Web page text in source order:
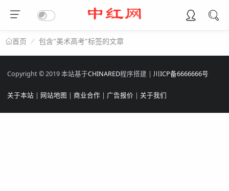
首页 包含"美术高考"标签的文章
Copyright © 2019 本站基于CHINARED程序搭建 | 川ICP备6666666号
关于本站 | 网站地图 | 商业合作 | 广告报价 | 关于我们